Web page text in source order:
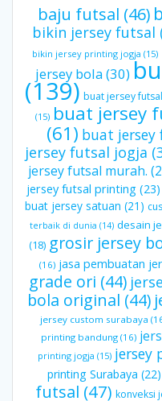
baju futsal (46)
bikin jersey futsal
bikin jersey printing jogja (15)
jersey bola(30)
(139) buat jersey
(15) buat jersey
(61) buat
jersey futsal jogja
jersey futsal murah.
jersey futsal printing (23)
buat jersey satuan (21)
terbaik di dunia (14) desain
(18) grosir jersey
(16) jasa pembuatan
grade ori (44)
bola original (44)
jersey custom surabaya
printing bandung (16)
printing jogja (15) jersey
printing Surabaya (22)
futsal (47) konveksi